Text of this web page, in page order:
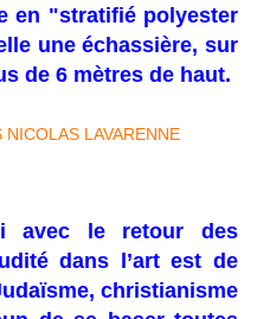
en "stratifié polyester
une échassière, sur
de 6 mètres de haut.
avec le retour des
dans l’art est de
christianisme